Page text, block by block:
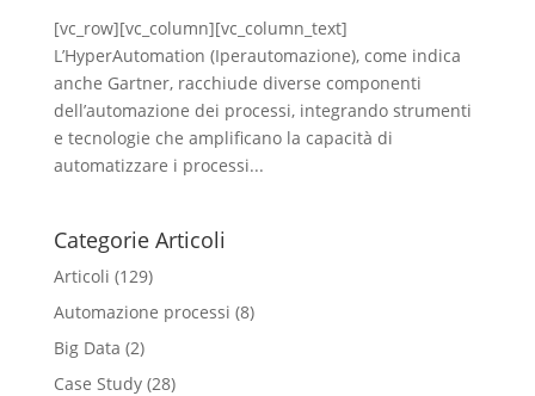
[vc_row][vc_column][vc_column_text]
L’HyperAutomation (Iperautomazione), come indica
anche Gartner, racchiude diverse componenti
dell’automazione dei processi, integrando strumenti
e tecnologie che amplificano la capacità di
automatizzare i processi...
Categorie Articoli
Articoli (129)
Automazione processi (8)
Big Data (2)
Case Study(28)